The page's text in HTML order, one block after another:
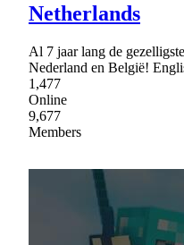
Netherlands
Al 7 jaar lang de
Nederland en België!
1,477
Online
9,677
Members